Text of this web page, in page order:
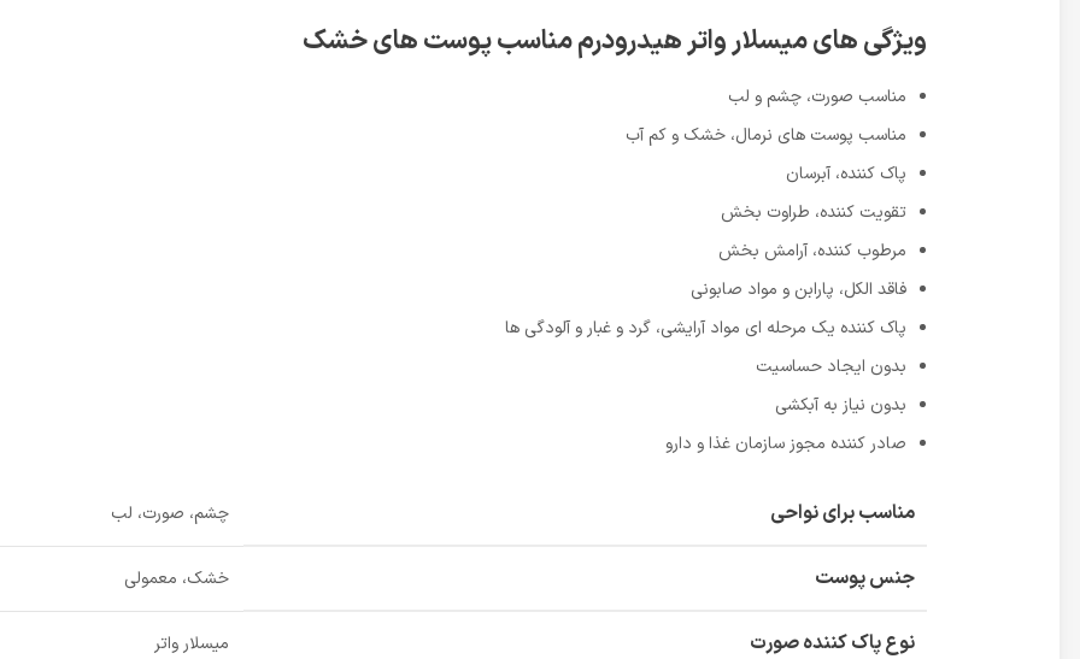
ویژگی های میسلار واتر هیدرودرم مناسب پوست های خشک
مناسب صورت، چشم و لب
مناسب پوست های نرمال، خشک و کم آب
پاک کننده، آبرسان
تقویت کننده، طراوت بخش
مرطوب کننده، آرامش بخش
فاقد الکل، پارابن و مواد صابونی
پاک کننده یک مرحله ای مواد آرایشی، گرد و غبار و آلودگی ها
بدون ایجاد حساسیت
بدون نیاز به آبکشی
صادر کننده مجوز سازمان غذا و دارو
مناسب برای نواحی چشم، صورت، لب
جنس پوست خشک، معمولی
نوع پاک کننده صورت میسلار واتر